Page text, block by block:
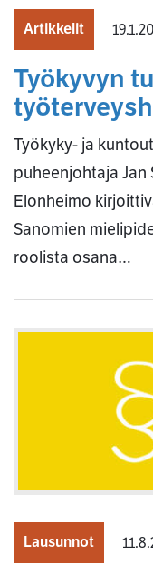
Artikkelit
Työkyvyn
Työkyky- ja
puheenjohtaja Jan
Elonheimo
Sanomien
roolista osana…
Lausunnot